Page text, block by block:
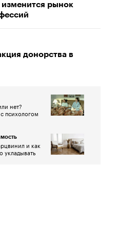
изменится рынок
донорства в
нет?
психологом
и как
укладывать